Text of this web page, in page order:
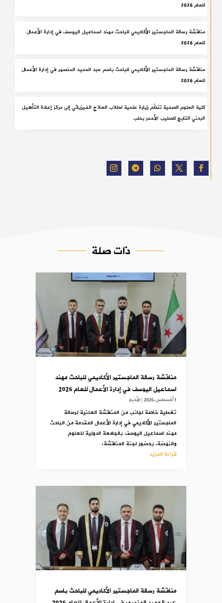
للعام 2026
مناقشة رسالة الماجستير الأكاديمي للباحث مهند اسماعيل اليوسف في إدارة الأعمال
للعام 2026
مناقشة رسالة الماجستير الأكاديمي للباحث باسم عبد الحميد المنصور في إدارة الأعمال
للعام 2026
كلية العلوم الصحية تنظّم زيارة علمية لطلاب العلاج الفيزيائي إلى مركز إعادة التأهيل
البدني التابع للصليب الأحمر بحلب
ذات صلة
مناقشة رسالة الماجستير الأكاديمي للباحث مهند
اسماعيل اليوسف في إدارة الأعمال للعام 2026
1 أغسطس,2026 |الأخبار
تغطية خاصة لجانب من المناقشة العلنية لرسالة
الماجستير الأكاديمي في إدارة الأعمال المقدمة من الباحث
مهند اسماعيل اليوسف بالجامعة الدولية للعلوم
والنهضة، بحضور لجنة المناقشة.
قراءة المزيد
مناقشة رسالة الماجستير الأكاديمي للباحث باسم